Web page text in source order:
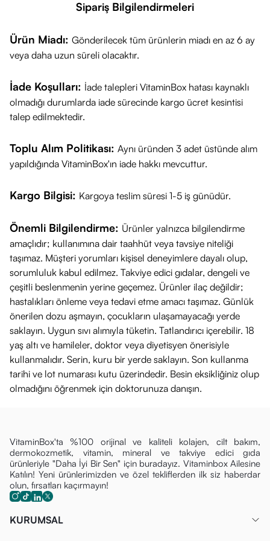
POLYSORBATE 60, SORBITAN ISOSTEARATE, ECHINACEA
BENZOATE, LACTIC ACID, TOCOPHEROL, POTASSIUM
SORBATE.
Sipariş Bilgilendirmeleri
Ürün Miadı: Gönderilecek tüm ürünlerin miadı en az 6 ay
veya daha uzun süreli olacaktır.
İade Koşulları: İade talepleri VitaminBox hatası kaynaklı
olmadığı durumlarda iade sürecinde kargo ücret kesintisi
talep edilmektedir.
Toplu Alım Politikası: Aynı üründen 3 adet üstünde alım
yapıldığında VitaminBox'ın iade hakkı mevcuttur.
Kargo Bilgisi: Kargoya teslim süresi 1-5 iş günüdür.
Önemli Bilgilendirme: Ürünler yalnızca bilgilendirme
amaçlıdır; kullanımına dair taahhüt veya tavsiye niteliği
taşımaz. Müşteri yorumları kişisel deneyimlere dayalı olup,
sorumluluk kabul edilmez. Takviye edici gıdalar, dengeli ve
çeşitli beslenmenin yerine geçemez. Ürünler ilaç değildir;
hastalıkları önleme veya tedavi etme amacı taşımaz. Günlük
önerilen dozu aşmayın, çocukların ulaşamayacağı yerde
saklayın. Uygun sıvı alımıyla tüketin. Tatlandırıcı içerebilir. 18
yaş altı ve hamileler, doktor veya diyetisyen önerisiyle
kullanmalıdır. Serin, kuru bir yerde saklayın. Son kullanma
tarihi ve lot numarası kutu üzerindedir. Besin eksikliğiniz olup
olmadığını öğrenmek için doktorunuza danışın.
VitaminBox'ta %100 orijinal ve kaliteli kolajen, cilt bakım,
dermokozmetik, vitamin, mineral ve takviye edici gıda
ürünleriyle "Daha İyi Bir Sen" için buradayız. Vitaminbox Ailesine
Katılın! Yeni ürünlerimizden ve özel tekliflerden ilk siz haberdar
olun, fırsatları kaçırmayın!
KURUMSAL